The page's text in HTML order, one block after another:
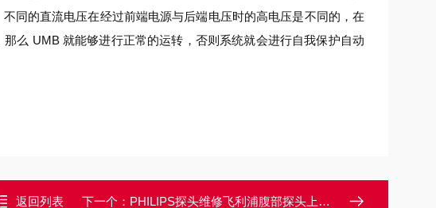
同的直流电压在经过前端电源与后端电压时的高电压是不同的，在
么 UMB 就能够进行正常的运转，否则系统就会进行自我保护自动
返回列表 下一个： PHILIPS探头维修飞利浦腹部探头上机图像有黑影/显示不清楚